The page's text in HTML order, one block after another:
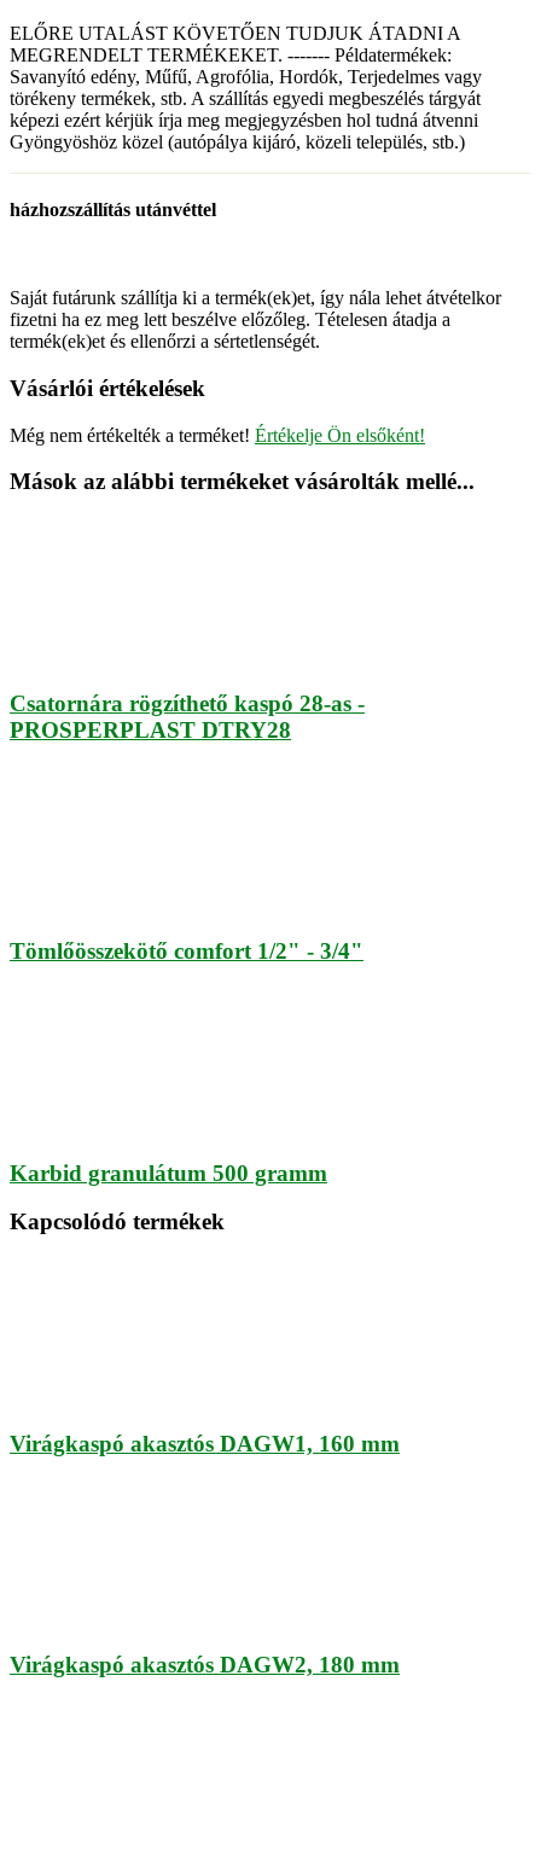
ELŐRE UTALÁST KÖVETŐEN TUDJUK ÁTADNI A
MEGRENDELT TERMÉKEKET. ------- Példatermékek:
Savanyító edény, Műfű, Agrofólia, Hordók, Terjedelmes vagy
törékeny termékek, stb. A szállítás egyedi megbeszélés tárgyát
képezi ezért kérjük írja meg megjegyzésben hol tudná átvenni
Gyöngyöshöz közel (autópálya kijáró, közeli település, stb.)
házhozszállítás utánvéttel
Saját futárunk szállítja ki a termék(ek)et, így nála lehet átvételkor
fizetni ha ez meg lett beszélve előzőleg. Tételesen átadja a
termék(ek)et és ellenőrzi a sértetlenségét.
Vásárlói értékelések
Még nem értékelték a terméket! Értékelje Ön elsőként!
Mások az alábbi termékeket vásárolták mellé...
Csatornára rögzíthető kaspó 28-as -
PROSPERPLAST DTRY28
Tömlőösszekötő comfort 1/2" - 3/4"
Karbid granulátum 500 gramm
Kapcsolódó termékek
Virágkaspó akasztós DAGW1, 160 mm
Virágkaspó akasztós DAGW2, 180 mm